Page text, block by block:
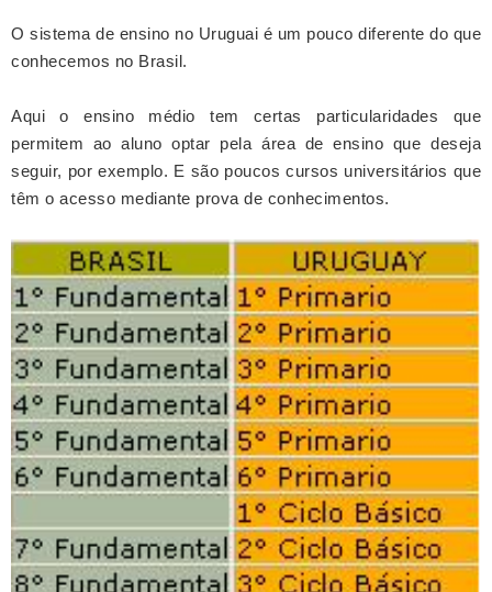
O sistema de ensino no Uruguai é um pouco diferente do que
conhecemos no Brasil.
Aqui o ensino médio tem certas particularidades que
permitem ao aluno optar pela área de ensino que deseja
seguir, por exemplo. E são poucos cursos universitários que
têm o acesso mediante prova de conhecimentos.